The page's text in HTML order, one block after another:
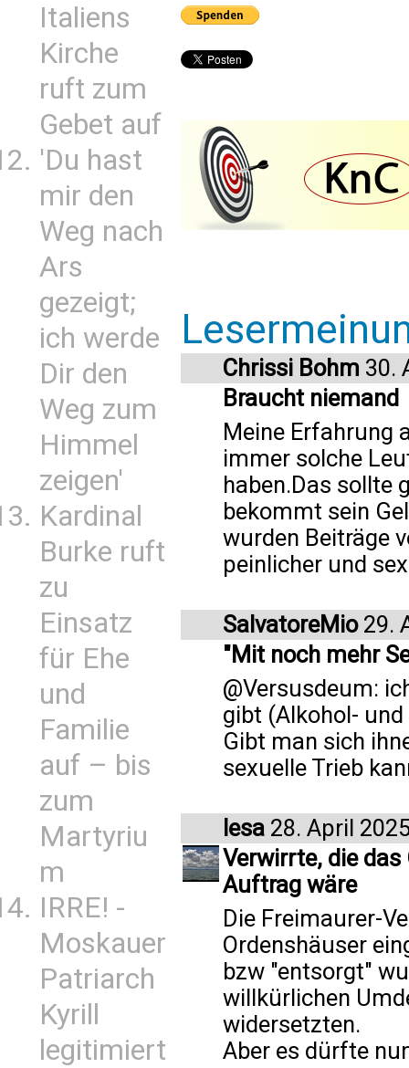
Italiens
Kirche
ruft zum
Gebet auf
'Du hast
mir den
Weg nach
Ars
gezeigt;
ich werde
Dir den
Weg zum
Himmel
zeigen'
Kardinal
Burke ruft
zu
Einsatz
für Ehe
und
Familie
auf – bis
zum
Martyriu
m
IRRE! -
Moskauer
Patriarch
Kyrill
legitimiert
Chrissi Bohm 30.
Braucht niemand
Meine Erfahrung
immer solche
haben.Das sollte
bekommt sein
wurden Beiträge
peinlicher und
SalvatoreMio29.
"Mit noch mehr
@Versusdeum:
gibt (Alkohol-
Gibt man sich
sexuelle Trieb
lesa 28. April
Verwirrte, die das
Auftrag wäre
Die Freimaurer-
Ordenshäuser
bzw "entsorgt"
willkürlichen
widersetzten.
Aber es dürfte